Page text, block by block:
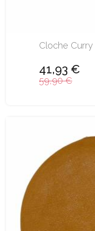
Cloche Curry
41,93 €
59,90 €